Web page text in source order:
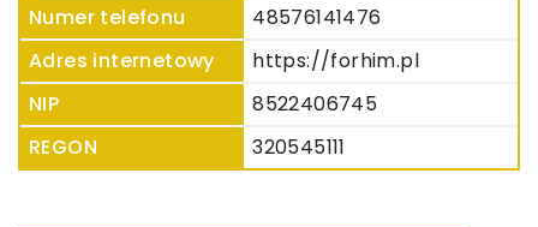
Numer telefonu
48576141476
Adres internetowy
https://forhim.pl
NIP
8522406745
REGON
320545111